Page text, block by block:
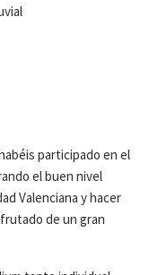
participado en el
el buen nivel
Valenciana y hacer
de un gran